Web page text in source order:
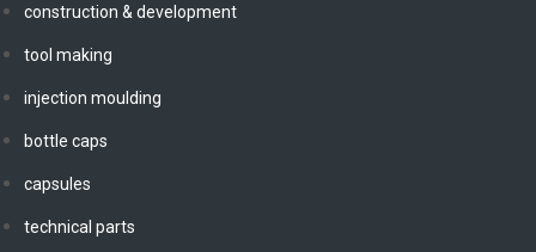
construction & development
tool making
injection moulding
bottle caps
capsules
technical parts